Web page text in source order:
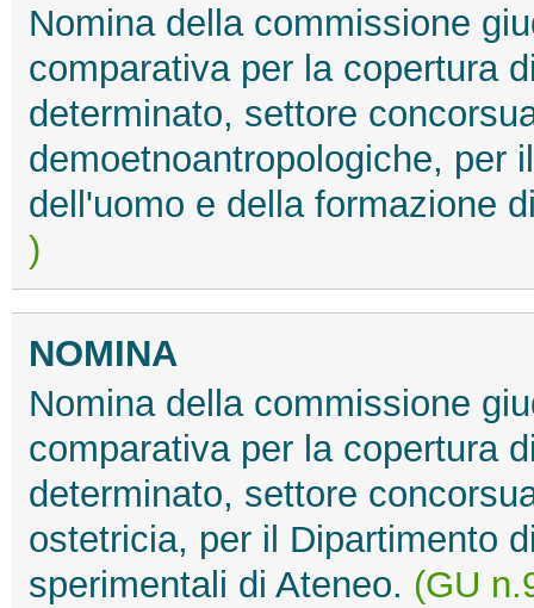
Nomina della commissione
comparativa per la copertura
determinato, settore
demoetnoantropologiche, per
dell'uomo e della formazione
)
NOMINA
Nomina della commissione
comparativa per la copertura
determinato, settore
ostetricia, per il Dipartimento
sperimentali di Ateneo. (GU